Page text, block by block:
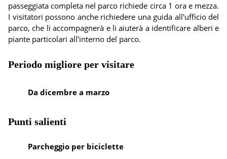
passeggiata completa nel parco richiede circa 1 ora e mezza.
I visitatori possono anche richiedere una guida all'ufficio del
parco, che li accompagnerà e li aiuterà a identificare alberi e
piante particolari all'interno del parco.
Periodo migliore per visitare
Da dicembre a marzo
Punti salienti
Parcheggio per biciclette